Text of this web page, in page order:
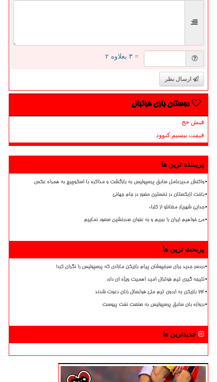
= ۳ بعلاوه ۲
ارسال نظر
دوستان بازی فوتبال
فیش حج
قیمت بیسیم کنوود
پربیننده ترین ها
واکنش مدیرعامل سابق پرسپولیس به بازگشت و مذاکره با اسکوچیچ به همراه عکس
باخت ازبکستان در نخستین حضور در جام جهانی
جدایی شهریار مغانلو از کلباء
می خواهیم ایران را ببریم و به عنوان صدرنشین صعود نماییم
پربحث ترین ها
دردسر جدید برای سرخپوشان پیام بازیکن مازادی که پرسپولیس را نگران کرد!
نتیجه گیری تیم فوتبال امید اهمیت ویژه ای دارد
۲۴ بازیکن به اردوی تیم ملی فوتسال زنان دعوت شدند
دروازه بان سابق پرسپولیس به صنعت نفت پیوست
جدیدترین ها